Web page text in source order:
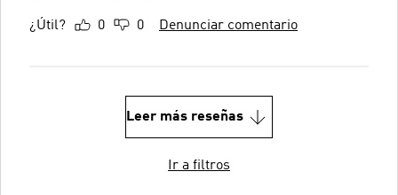
¿Útil? 0 0 Denunciar comentario
Leer más reseñas
Ir a filtros